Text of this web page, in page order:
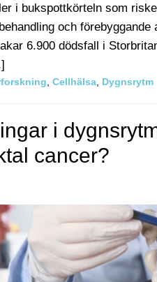
i bukspottkörteln som
och
6.900 dödsfall i
Cellhälsa Dygnsrytm
i
cancer?